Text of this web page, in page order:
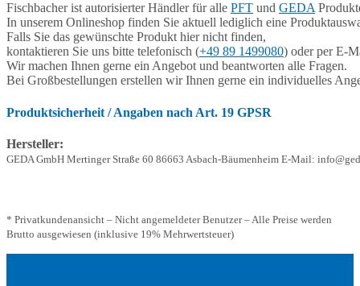
Fischbacher ist autorisierter Händler für alle PFT und GEDA
In unserem Onlineshop finden Sie aktuell lediglich eine
Falls Sie das gewünschte Produkt hier nicht finden,
kontaktieren Sie uns bitte telefonisch (+49 89 1499080) oder per E-
Wir machen Ihnen gerne ein Angebot und beantworten alle Fragen.
Bei Großbestellungen erstellen wir Ihnen gerne ein individuelles
Produktsicherheit / Angaben nach Art. 19 GPSR
Hersteller:
GEDA GmbH Mertinger Straße 60 86663 Asbach-Bäumenheim E-Mail:
* Privatkundenansicht – Nicht angemeldeter Benutzer – Alle Preise werden
Brutto ausgewiesen (inklusive 19% Mehrwertsteuer)